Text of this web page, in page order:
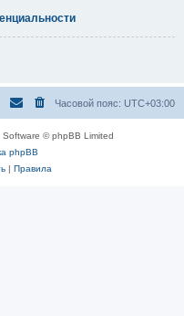
Часовой пояс: UTC+03:00
Software © phpBB Limited
phpBB
| Правила